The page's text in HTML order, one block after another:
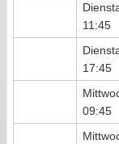
11:45
17:45
09:45